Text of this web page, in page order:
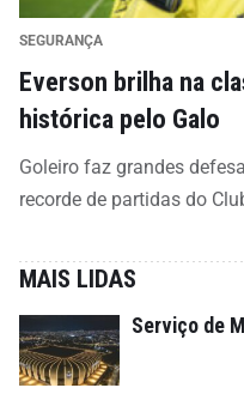
SEGURANÇA
Everson brilha na
histórica pelo Galo
Goleiro faz grandes
recorde de partidas do
MAIS LIDAS
Serviço de